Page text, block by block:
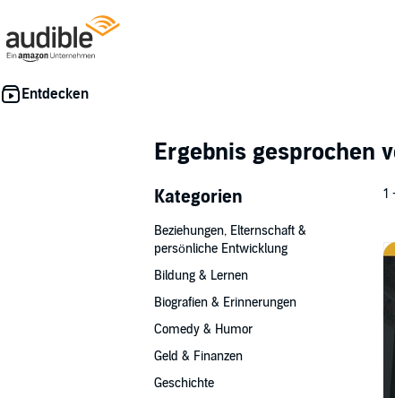
Ergebnis gesprochen
Kategorien
Beziehungen, Elternschaft &
persönliche Entwicklung
Bildung & Lernen
Biografien & Erinnerungen
Comedy & Humor
Geld & Finanzen
Geschichte
1